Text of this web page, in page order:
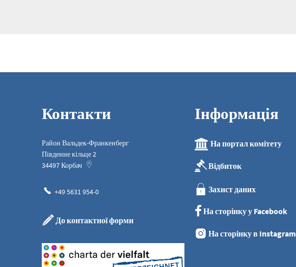
Контакти
Район Вальдек-Франкенберг
Південне кільце 2
34497Корбач
+49 5631 954-0
До контактної форми
Інформація
На портал комітету
Відбиток
Захист даних
На сторінку у Facebook
На сторінку в Instagram